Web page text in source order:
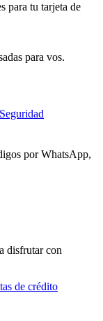
para tu tarjeta de
para vos.
Seguridad
por WhatsApp,
disfrutar con